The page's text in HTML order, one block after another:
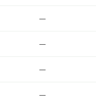
—
—
—
—